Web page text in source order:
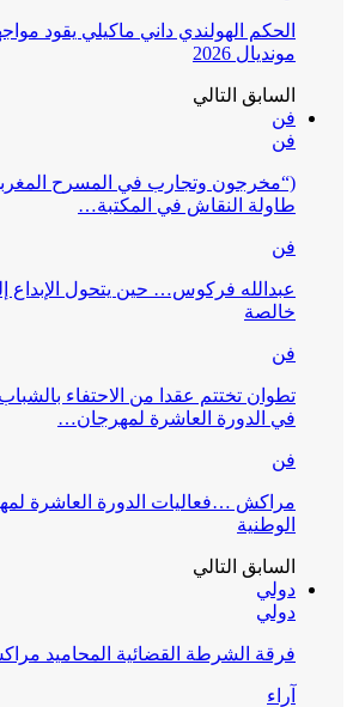
الحكم الهولندي داني ماكيلي يقود
مونديال 2026
السابق التالي
فن
فن
(“مخرجون وتجارب في المسرح
طاولة النقاش في المكتبة…
فن
عبدالله فركوس… حين يتحول الإبداع
خالصة
فن
تطوان تختتم عقدا من الاحتفاء
في الدورة العاشرة لمهرجان…
فن
مراكش …فعاليات الدورة العاشرة
الوطنية
السابق التالي
دولي
دولي
فرقة الشرطة القضائية المحاميد
آراء